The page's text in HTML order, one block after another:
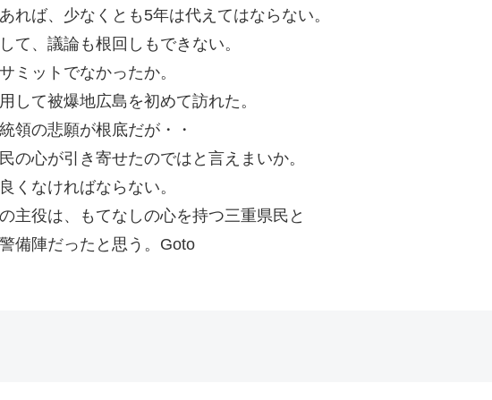
れば、少なくとも5年は代えてはならない。
て、議論も根回しもできない。
ミットでなかったか。
して被爆地広島を初めて訪れた。
領の悲願が根底だが・・
の心が引き寄せたのではと言えまいか。
くなければならない。
主役は、もてなしの心を持つ三重県民と
備陣だったと思う。Goto